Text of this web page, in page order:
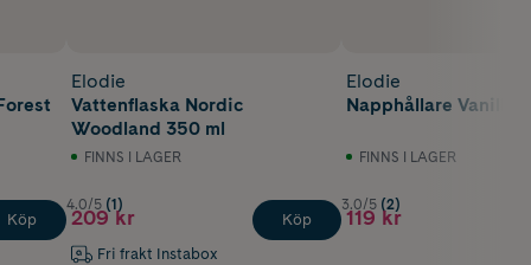
Köp
Elodie
Vattenflaska Nordic
Woodland 350 ml
FINNS I LAGER
4.0/5 (1)
209 kr
Fri frakt Instabox
Köp
Elodie
Napphållare Vanilla
FINNS I LAGER
3.0/5 (2)
119 kr